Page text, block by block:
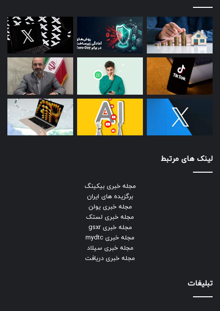
لینک های مرتبط
مجله خبری بیکینگ
برگزیده های ایران
مجله خبری یولن
مجله خبری لستک
مجله خبری gsxr
مجله خبری mydtc
مجله خبری سیلاد
مجله خبری دریافت
تبلیغات